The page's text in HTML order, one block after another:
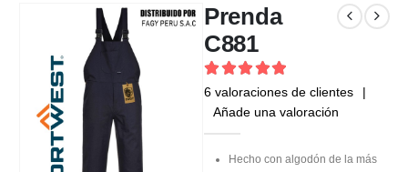
Prenda
C881
5 out of 5
6 valoraciones de clientes
|
Añade una valoración
Hecho con algodón de la más